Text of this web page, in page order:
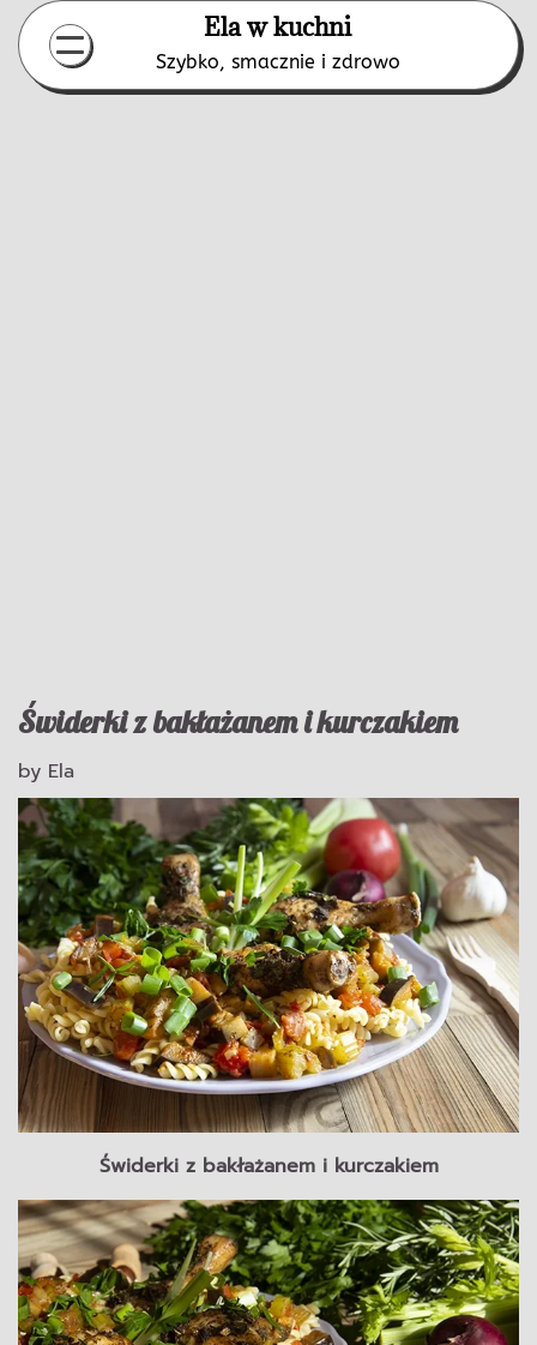
Skip
content
Ela w kuchni
Szybko, smacznie i zdrowo
Świderki z bakłażanem i kurczakiem
by Ela
Świderki z bakłażanem i kurczakiem